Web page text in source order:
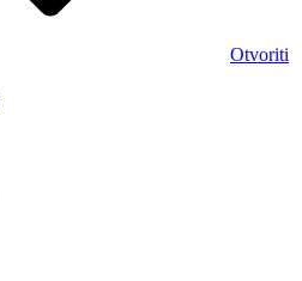
Otvoriti